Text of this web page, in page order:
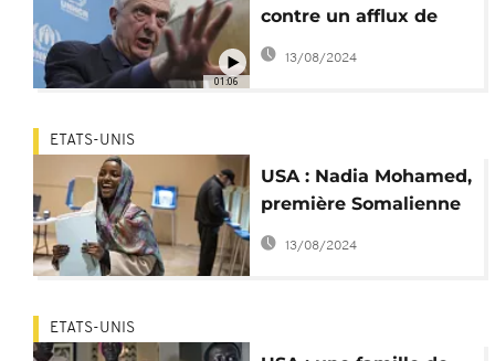
01:06
contre un afflux de
réfugiés soudanais en
Europe
13/08/2024
ETATS-UNIS
USA : Nadia Mohamed,
première Somalienne
élue maire au
Minnesota
13/08/2024
ETATS-UNIS